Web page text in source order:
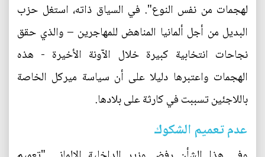
لهجمات من نفس النوع". في السياق ذاته، استغل حزب
البديل من أجل ألمانيا المناهض للمهاجرين – والذي حقق
نجاحات انتخابية كبيرة خلال الآونة الأخيرة - هذه
الهجمات واعتبرها دليلا على أن سياسة ميركل الخاصة
باللاجئين تسببت في كارثة على بلادها.
عدم تعميم الشكوك